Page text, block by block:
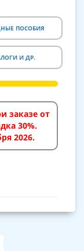
ПОСОБИЯ
И ДР.
заказе от
30%.
2026.